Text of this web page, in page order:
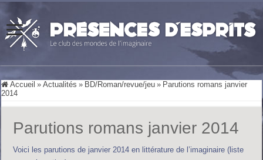
Accueil » Actualités » BD/Roman/revue/jeu » Parutions romans janvier
2014
Parutions romans janvier 2014
Voici les parutions de janvier 2014 en littérature de l’imaginaire (liste